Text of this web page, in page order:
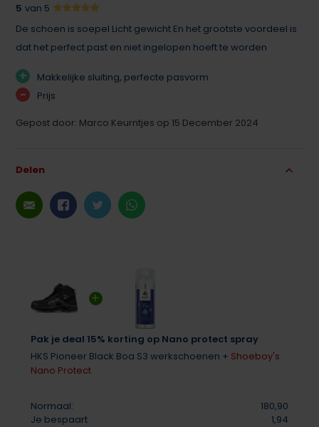
Pak je deal 15% korting op Nano protect spray
HKS Pioneer Black Boa S3 werkschoenen + Shoeboy's
Nano Protect
Normaal:
180,90
Je bespaart
1,94
5 van 5
De schoen is soepel Licht gewicht En het grootste voordeel is
dat het perfect past en niet ingelopen hoeft te worden
+ Makkelijke sluiting, perfecte pasvorm
-
Prijs
Gepost door: Marco Keurntjes op 15 December 2024
Delen